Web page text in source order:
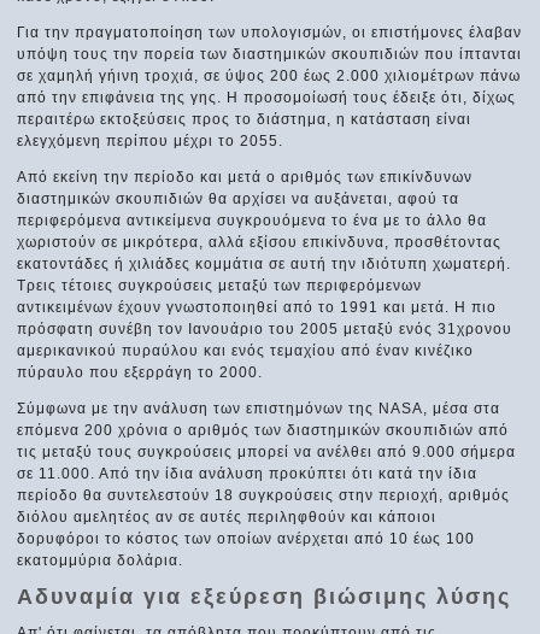
Για την πραγματοποίηση των υπολογισμών, οι επιστήμονες έλαβαν
υπόψη τους την πορεία των διαστημικών σκουπιδιών που ίπτανται
σε χαμηλή γήινη τροχιά, σε ύψος 200 έως 2.000 χιλιομέτρων πάνω
από την επιφάνεια της γης. Η προσομοίωσή τους έδειξε ότι, δίχως
περαιτέρω εκτοξεύσεις προς το διάστημα, η κατάσταση είναι
ελεγχόμενη περίπου μέχρι το 2055.
Από εκείνη την περίοδο και μετά ο αριθμός των επικίνδυνων
διαστημικών σκουπιδιών θα αρχίσει να αυξάνεται, αφού τα
περιφερόμενα αντικείμενα συγκρουόμενα το ένα με το άλλο θα
χωριστούν σε μικρότερα, αλλά εξίσου επικίνδυνα, προσθέτοντας
εκατοντάδες ή χιλιάδες κομμάτια σε αυτή την ιδιότυπη χωματερή.
Τρεις τέτοιες συγκρούσεις μεταξύ των περιφερόμενων
αντικειμένων έχουν γνωστοποιηθεί από το 1991 και μετά. Η πιο
πρόσφατη συνέβη τον Ιανουάριο του 2005 μεταξύ ενός 31χρονου
αμερικανικού πυραύλου και ενός τεμαχίου από έναν κινέζικο
πύραυλο που εξερράγη το 2000.
Σύμφωνα με την ανάλυση των επιστημόνων της NASA, μέσα στα
επόμενα 200 χρόνια ο αριθμός των διαστημικών σκουπιδιών από
τις μεταξύ τους συγκρούσεις μπορεί να ανέλθει από 9.000 σήμερα
σε 11.000. Από την ίδια ανάλυση προκύπτει ότι κατά την ίδια
περίοδο θα συντελεστούν 18 συγκρούσεις στην περιοχή, αριθμός
διόλου αμελητέος αν σε αυτές περιληφθούν και κάποιοι
δορυφόροι το κόστος των οποίων ανέρχεται από 10 έως 100
εκατομμύρια δολάρια.
Αδυναμία για εξεύρεση βιώσιμης λύσης